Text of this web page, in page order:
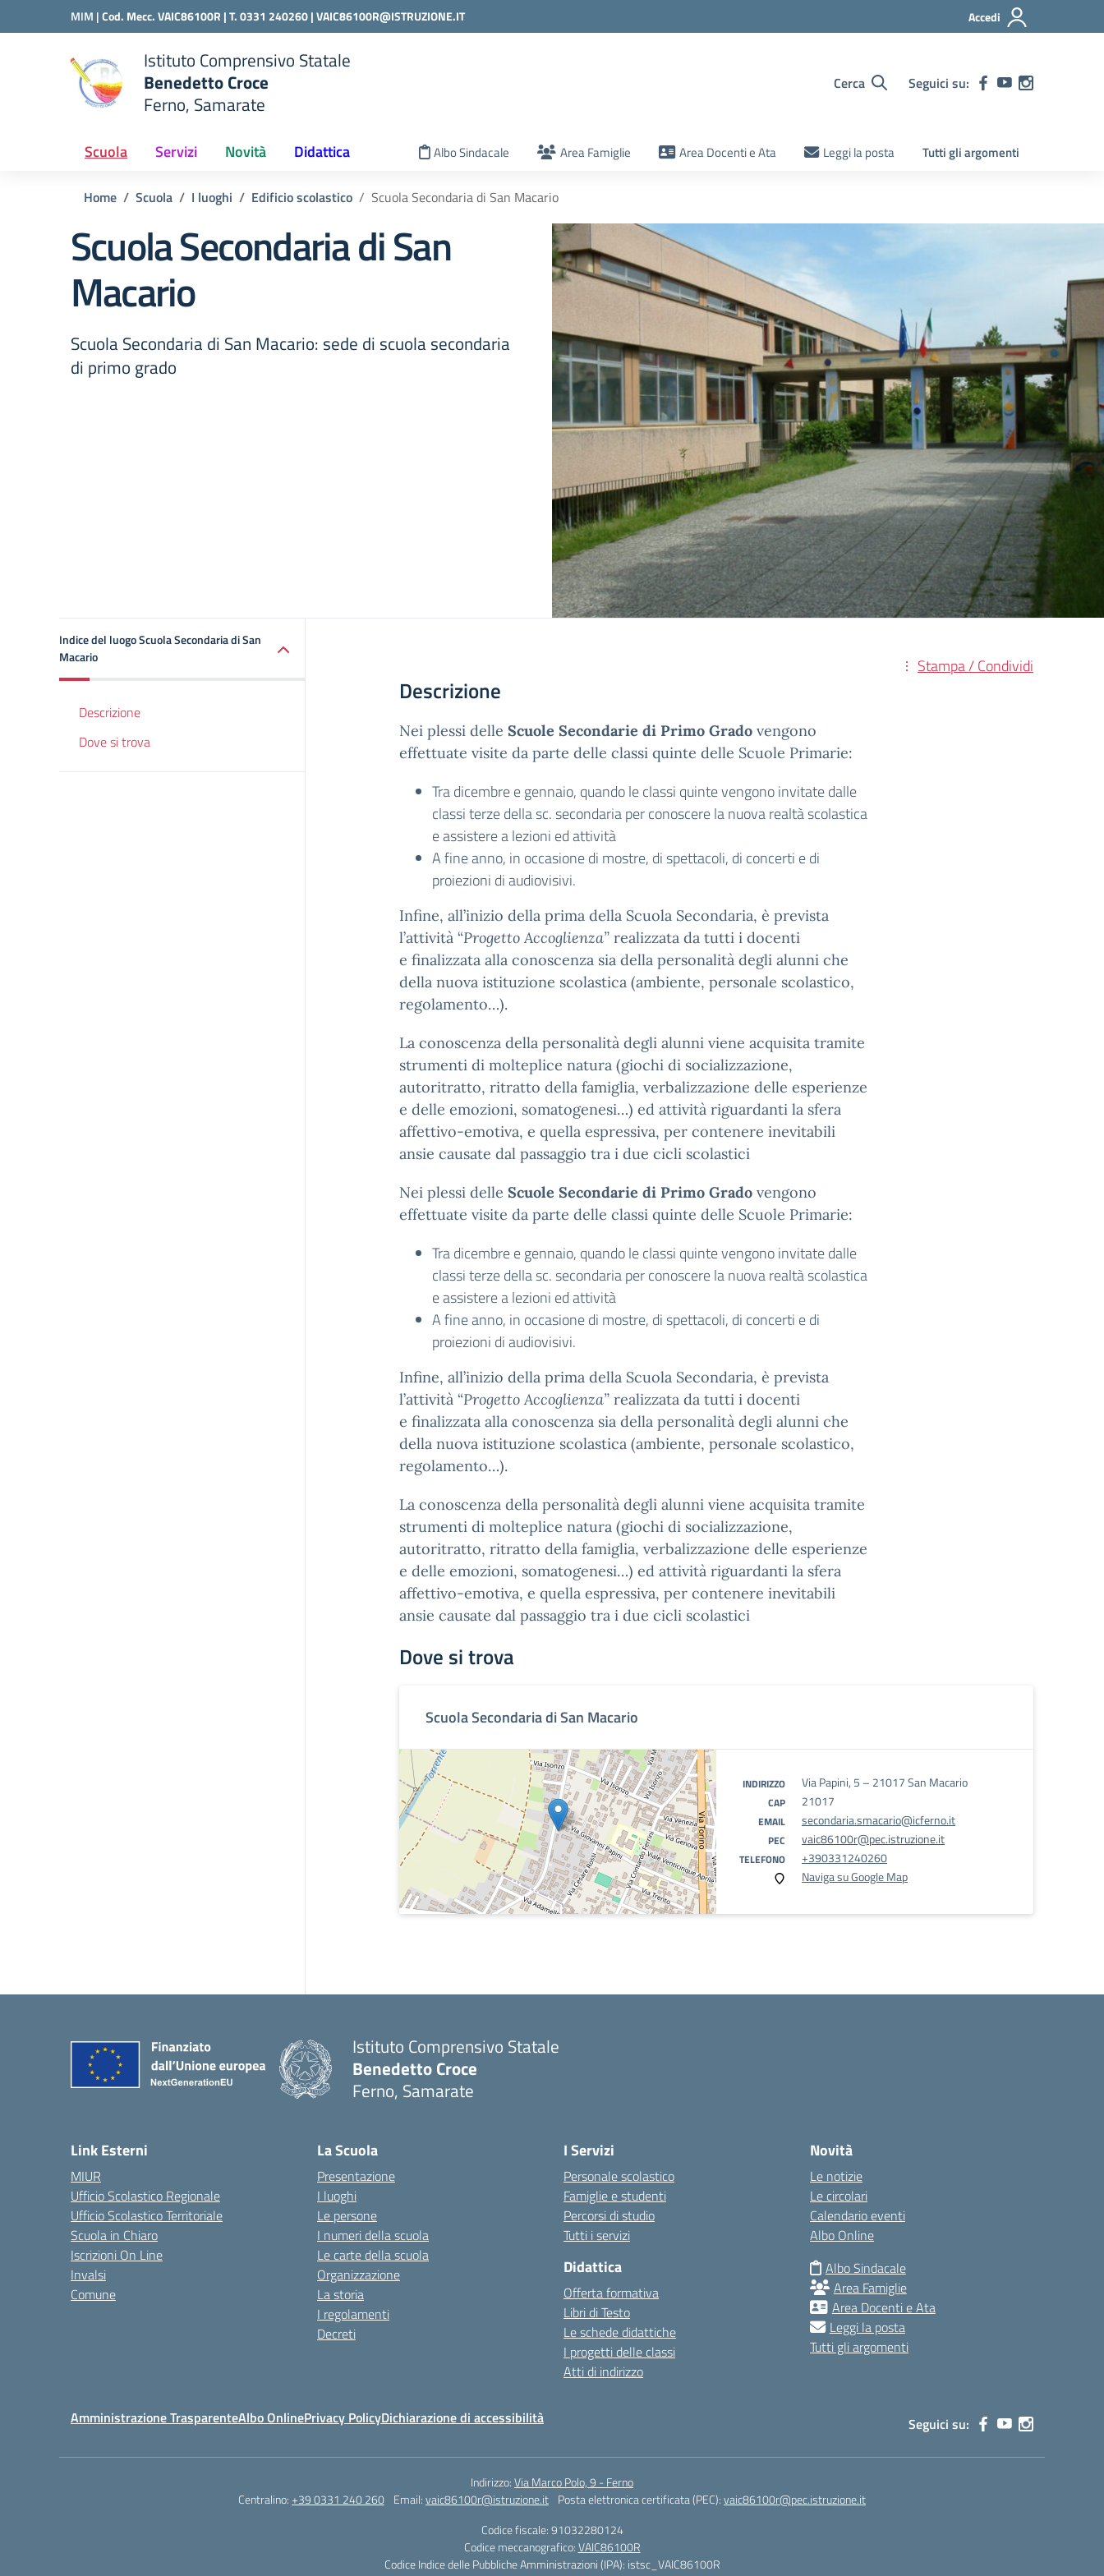
Vai ai contenuti
Vai al menu di navigazione
MIM |Cod. Mecc. VAIC86100R | T. 0331 240260 |VAIC86100R@ISTRUZIONE.IT Accedi
scuola
Istituto Comprensivo Statale
Benedetto Croce
Ferno, Samarate
Cerca Seguici su:
Scuola Servizi Novità Didattica Albo Sindacale Area Famiglie Area Docenti e Ata Leggi la posta Tutti gli argomenti
Home Scuola I luoghi Edificio scolastico Scuola Secondaria di San Macario
Scuola Secondaria di San
Macario
Scuola Secondaria di San Macario: sede di scuola secondaria
di primo grado
Indice del luogo Scuola Secondaria di San
Macario
Descrizione
Dove si trova
Stampa / Condividi
Descrizione
Nei plessi delle Scuole Secondarie di Primo Grado vengono
effettuate visite da parte delle classi quinte delle Scuole Primarie:
Tra dicembre e gennaio, quando le classi quinte vengono invitate dalle
classi terze della sc. secondaria per conoscere la nuova realtà scolastica
e assistere a lezioni ed attività
A fine anno, in occasione di mostre, di spettacoli, di concerti e di
proiezioni di audiovisivi.
Infine, all’inizio della prima della Scuola Secondaria, è prevista
l’attività “Progetto Accoglienza” realizzata da tutti i docenti
e finalizzata alla conoscenza sia della personalità degli alunni che
della nuova istituzione scolastica (ambiente, personale scolastico,
regolamento…).
La conoscenza della personalità degli alunni viene acquisita tramite
strumenti di molteplice natura (giochi di socializzazione,
autoritratto, ritratto della famiglia, verbalizzazione delle esperienze
e delle emozioni, somatogenesi…) ed attività riguardanti la sfera
affettivo-emotiva, e quella espressiva, per contenere inevitabili
ansie causate dal passaggio tra i due cicli scolastici
Nei plessi delle Scuole Secondarie di Primo Grado vengono
effettuate visite da parte delle classi quinte delle Scuole Primarie:
Tra dicembre e gennaio, quando le classi quinte vengono invitate dalle
classi terze della sc. secondaria per conoscere la nuova realtà scolastica
e assistere a lezioni ed attività
A fine anno, in occasione di mostre, di spettacoli, di concerti e di
proiezioni di audiovisivi.
Infine, all’inizio della prima della Scuola Secondaria, è prevista
l’attività “Progetto Accoglienza” realizzata da tutti i docenti
e finalizzata alla conoscenza sia della personalità degli alunni che
della nuova istituzione scolastica (ambiente, personale scolastico,
regolamento…).
La conoscenza della personalità degli alunni viene acquisita tramite
strumenti di molteplice natura (giochi di socializzazione,
autoritratto, ritratto della famiglia, verbalizzazione delle esperienze
e delle emozioni, somatogenesi…) ed attività riguardanti la sfera
affettivo-emotiva, e quella espressiva, per contenere inevitabili
ansie causate dal passaggio tra i due cicli scolastici
Dove si trova
Scuola Secondaria di San Macario
INDIRIZZO Via Papini, 5 – 21017 San Macario
CAP 21017
EMAIL secondaria.smacario@icferno.it
PEC vaic86100r@pec.istruzione.it
TELEFONO
+390331240260
Naviga su Google Map
Istituto Comprensivo Statale
Benedetto Croce
Ferno, Samarate
Link Esterni
MIUR
Ufficio Scolastico Regionale
Ufficio Scolastico Territoriale
Scuola in Chiaro
Iscrizioni On Line
Invalsi
Comune
La Scuola
Presentazione
I luoghi
Le persone
I numeri della scuola
Le carte della scuola
Organizzazione
La storia
I regolamenti
Decreti
I Servizi
Personale scolastico
Famiglie e studenti
Percorsi di studio
Tutti i servizi
Didattica
Offerta formativa
Libri di Testo
Le schede didattiche
I progetti delle classi
Atti di indirizzo
Novità
Le notizie
Le circolari
Calendario eventi
Albo Online
Albo Sindacale
Area Famiglie
Area Docenti e Ata
Leggi la posta
Tutti gli argomenti
Amministrazione TrasparenteAlbo OnlinePrivacy PolicyDichiarazione di accessibilità Seguici su:
Indirizzo:Via Marco Polo, 9 - Ferno
Centralino:+39 0331 240 260 Email:vaic86100r@istruzione.it Posta elettronica certificata (PEC):vaic86100r@pec.istruzione.it
Codice fiscale: 91032280124
Codice meccanografico:VAIC86100R
Codice Indice delle Pubbliche Amministrazioni (IPA): istsc_VAIC86100R